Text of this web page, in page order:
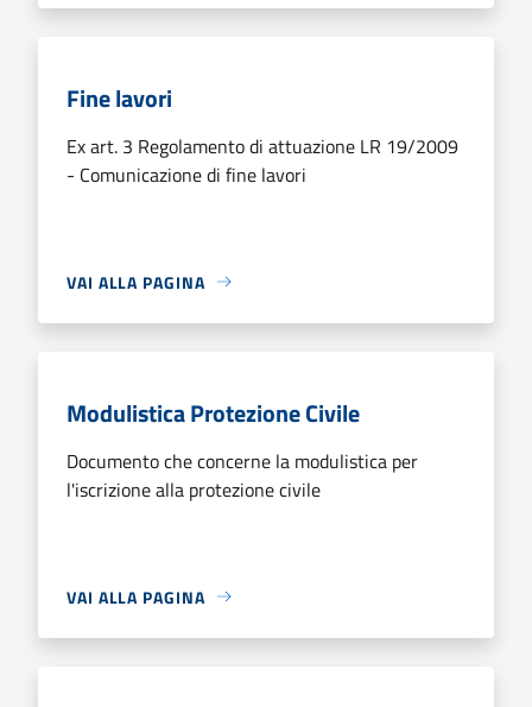
Fine lavori
Ex art. 3 Regolamento di attuazione LR 19/2009
- Comunicazione di fine lavori
VAI ALLA PAGINA
Modulistica Protezione Civile
Documento che concerne la modulistica per
l'iscrizione alla protezione civile
VAI ALLA PAGINA